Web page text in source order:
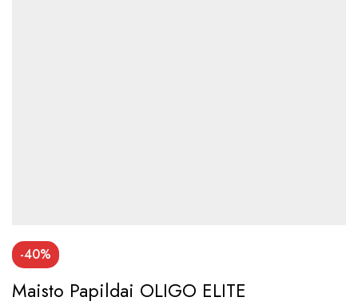
-40%
Maisto Papildai OLIGO ELITE